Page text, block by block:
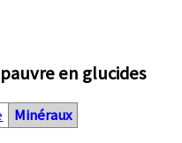
en glucides
Minéraux